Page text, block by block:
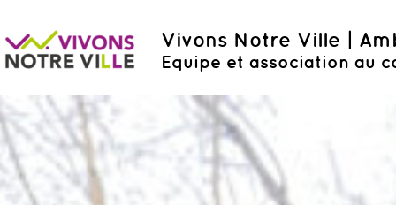
Vivons Notre Ville |
Equipe et association au